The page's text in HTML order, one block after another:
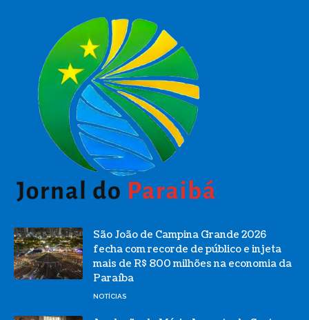
São João de Campina Grande 2026
fecha com recorde de público e injeta
mais de R$ 800 milhões na economia da
Paraíba
NOTÍCIAS